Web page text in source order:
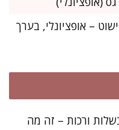
– אופציונלי, בערך
ורכות – זה מה